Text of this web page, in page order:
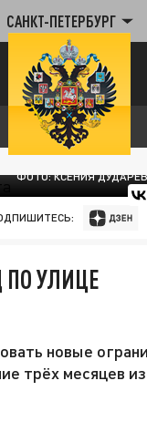
САНКТ-ПЕТЕРБУРГ
ФОТО: КСЕНИЯ
ПО УЛИЦЕ
новые
трёх месяцев